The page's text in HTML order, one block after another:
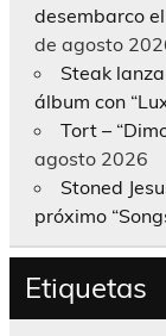
desembarco
de agosto
Steak
álbum con
Tort –
agosto 2026
Stoned
próximo
Etiquetas